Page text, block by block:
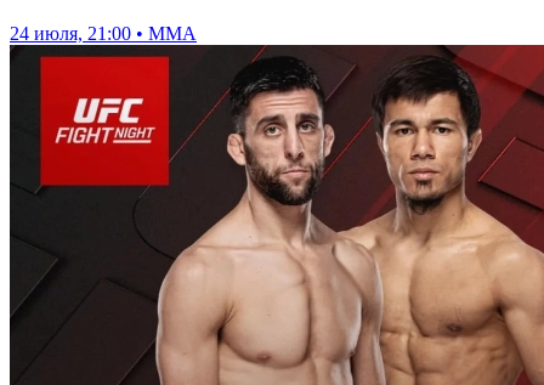
24 июля, 21:00 • ММА